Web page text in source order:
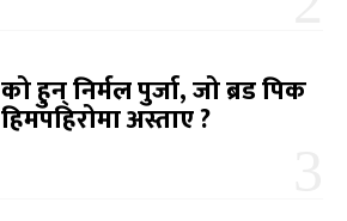
को हुन् निर्मल पुर्जा, जो ब्रड पिक
हिमपहिरोमा अस्ताए ?